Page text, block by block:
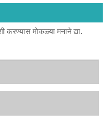
करण्यास मोकळ्या मनाने द्या.